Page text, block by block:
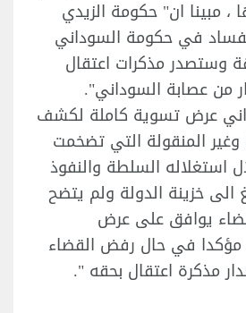
، مبينا ان" حكومة الزيدي
في حكومة السوداني
وستصدر مذكرات اعتقال
من عصابة السوداني".
عرض تسوية كاملة لكشف
وغير المنقولة التي تضخمت
استغلاله السلطة والنفوذ
الى خزينة الدولة ولم يتضح
يوافق على عرض
مؤكدا في حال رفض القضاء
مذكرة اعتقال بحقه ".